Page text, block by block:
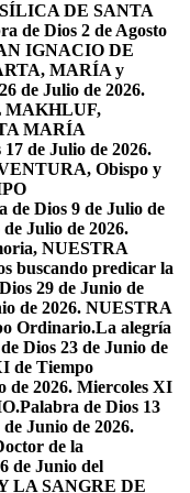
DE SANTA
de Dios 2 de Agosto
IGNACIO DE
MARÍA y
de Julio de 2026.
MAKHLUF,
MARÍA
de Julio de 2026.
Obispo y
de Dios 9 de Julio de
Julio de 2026.
NUESTRA
buscando predicar la
29 de Junio de
de 2026. NUESTRA
Ordinario.La alegría
Dios 23 de Junio de
de Tiempo
de 2026. Miercoles XI
Palabra de Dios 13
Junio de 2026.
de la
de Junio del
LA SANGRE DE